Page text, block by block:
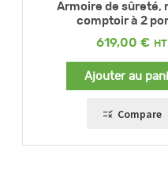
Armoire de sûreté,
comptoir à 2
619,00 €
Ajouter au
Compare